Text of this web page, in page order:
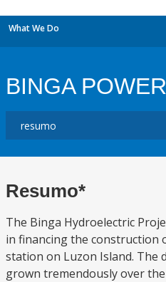
What We Do
BINGA POWER
Resumo*
The Binga Hydroelectric
in financing the construction
station on Luzon Island. The
grown tremendously over